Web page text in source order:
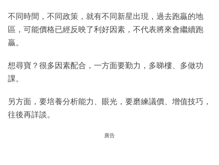
不同時間，不同政策，就有不同新星出現，過去跑贏的地
區，可能價格已經反映了利好因素，不代表將來會繼續跑
贏。
想尋寶？很多因素配合，一方面要勤力，多睇樓、多做功
課。
另方面，要培養分析能力、眼光，要磨練議價、增值技巧，
往後再詳談。
廣告